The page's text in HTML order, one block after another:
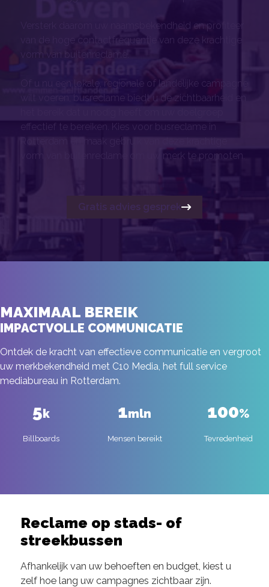
Versterk daarom uw naamsbekendheid en profiteer
van de hoge contactfrequentie van deze krachtige
vorm van buitenreclame.
Of u nu een lokale, regionale of landelijke campagne
wilt voeren, busreclame biedt u de zichtbaarheid en
effectief te bereiken. Kies voor busreclame in
Rotterdam en maak gebruik van deze krachtige
vorm van buitenreclame om uw merk te promoten.
Gratis advies gesprek
MAXIMAAL BEREIK
IMPACTVOLLE COMMUNICATIE
Ontdek de kracht van effectieve communicatie en vergroot
uw merkbekendheid met C10 Media, het full service
mediabureau in Rotterdam.
5k
Billboards
1mln
Mensen bereikt
100%
Tevredenheid
Reclame op stads- of
streekbussen
Afhankelijk van uw behoeften en budget, kiest u
zelf hoe lang uw campagnes zichtbaar zijn.